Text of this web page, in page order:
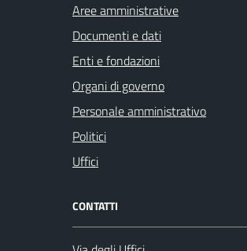
Aree amministrative
Documenti e dati
Enti e fondazioni
Organi di governo
Personale amministrativo
Politici
Uffici
CONTATTI